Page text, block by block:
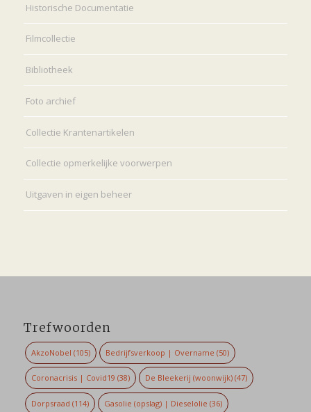
Historische Documentatie
Filmcollectie
Bibliotheek
Foto archief
Collectie Krantenartikelen
Collectie opmerkelijke voorwerpen
Uitgaven in eigen beheer
Trefwoorden
AkzoNobel (105) Bedrijfsverkoop | Overname (50)
Coronacrisis | Covid19 (38) De Bleekerij (woonwijk) (47)
Dorpsraad (114) Gasolie (opslag) | Dieselolie (36)